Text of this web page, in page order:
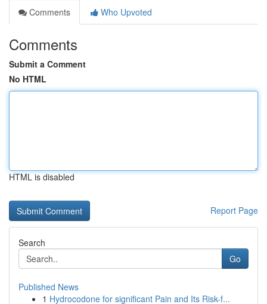
Comments
Who Upvoted
Comments
Submit a Comment
No HTML
HTML is disabled
Report Page
Search
Go
Published News
1 Hydrocodone for significant Pain and Its Risk-f...